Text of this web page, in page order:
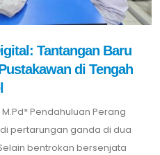
Tantangan Baru
di Tengah
Pendahuluan Perang
pertarungan ganda di dua
bentrokan bersenjata